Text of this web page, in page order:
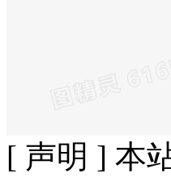
[ 声明 ] 本